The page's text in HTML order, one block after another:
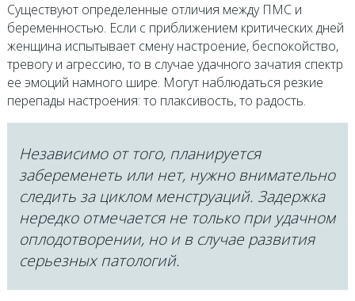
Существуют определенные отличия между ПМС и
беременностью. Если с приближением критических дней
женщина испытывает смену настроение, беспокойство,
тревогу и агрессию, то в случае удачного зачатия спектр
ее эмоций намного шире. Могут наблюдаться резкие
перепады настроения: то плаксивость, то радость.
Независимо от того, планируется
забеременеть или нет, нужно внимательно
следить за циклом менструаций. Задержка
нередко отмечается не только при удачном
оплодотворении, но и в случае развития
серьезных патологий.